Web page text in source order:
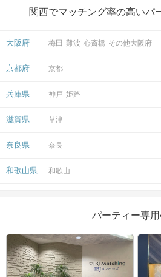
関西でマッチング率の高いパ
大阪府 梅田 難波 心斎橋 その他大阪府
京都府 京都
兵庫県 神戸 姫路
滋賀県 草津
奈良県 奈良
和歌山県 和歌山
パーティー専